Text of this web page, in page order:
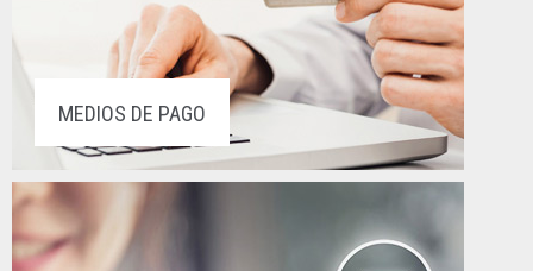
MEDIOS DE PAGO